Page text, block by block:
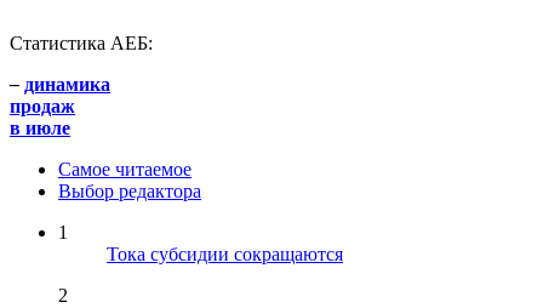
Статистика АЕБ:
– динамика
продаж
в июле
Самое читаемое
Выбор редактора
1
Тока субсидии сокращаются
2